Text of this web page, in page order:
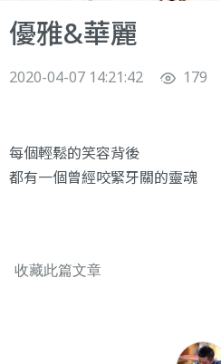
優雅&華麗
2020-04-07 14:21:42 179
每個輕鬆的笑容背後
都有一個曾經咬緊牙關的靈魂